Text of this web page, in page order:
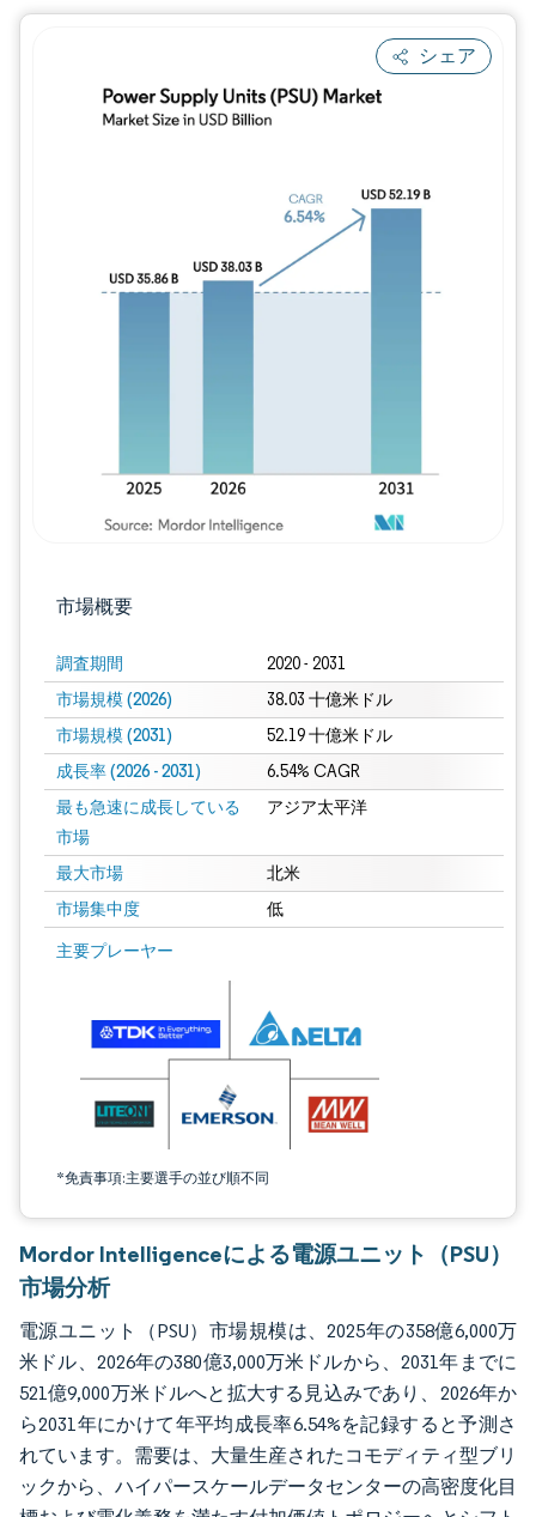
シェア
市場概要
調査期間 2020 - 2031
市場規模 (2026) 38.03 十億米ドル
市場規模 (2031) 52.19 十億米ドル
成長率 (2026 - 2031) 6.54% CAGR
最も急速に成長している
市場
アジア太平洋
最大市場 北米
市場集中度 低
主要プレーヤー
*免責事項:主要選手の並び順不同
画像 © Mordor Intelligence。再利用にはCC BY 4.0の表示が必要です。
Mordor Intelligenceによる電源ユニット（PSU）
市場分析
電源ユニット（PSU）市場規模は、2025年の358億6,000万
米ドル、2026年の380億3,000万米ドルから、2031年までに
521億9,000万米ドルへと拡大する見込みであり、2026年か
ら2031年にかけて年平均成長率6.54%を記録すると予測さ
れています。需要は、大量生産されたコモディティ型ブリ
ックから、ハイパースケールデータセンターの高密度化目